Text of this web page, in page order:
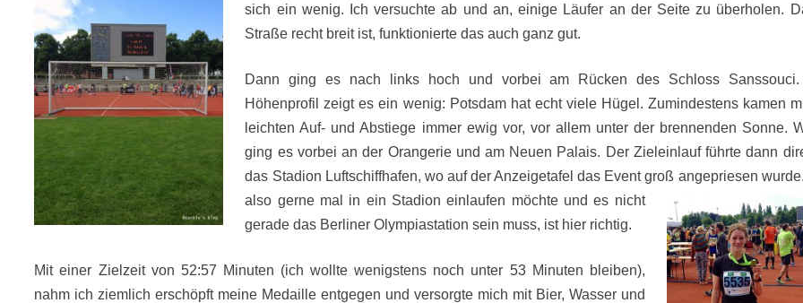
sich ein wenig. Ich versuchte ab und an, einige Läufer an der Seite zu überholen.
Straße recht breit ist, funktionierte das auch ganz gut.
Dann ging es nach links hoch und vorbei am Rücken des Schloss
Höhenprofil zeigt es ein wenig: Potsdam hat echt viele Hügel. Zumindestens kamen
leichten Auf- und Abstiege immer ewig vor, vor allem unter der brennenden Sonne.
ging es vorbei an der Orangerie und am Neuen Palais. Der Zieleinlauf führte dann
das Stadion Luftschiffhafen, wo auf der Anzeigetafel das Event groß angepriesen
also gerne mal in ein Stadion einlaufen möchte und es nicht
gerade das Berliner Olympiastation sein muss, ist hier richtig.
Mit einer Zielzeit von 52:57 Minuten (ich wollte wenigstens noch unter 53 Minuten bleiben),
nahm ich ziemlich erschöpft meine Medaille entgegen und versorgte mich mit Bier, Wasser und